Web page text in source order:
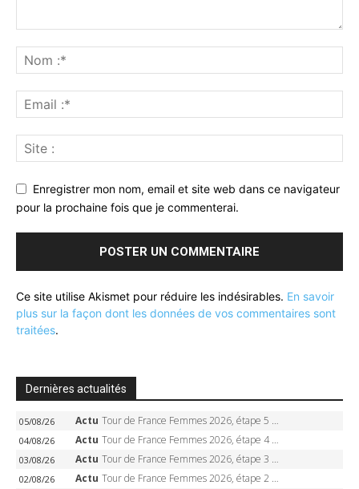
Enregistrer mon nom, email et site web dans ce navigateur
pour la prochaine fois que je commenterai.
Ce site utilise Akismet pour réduire les indésirables. En savoir
plus sur la façon dont les données de vos commentaires sont
traitées.
Dernières actualités
05/08/26 Actu Tour de France Femmes 2026, étape 5 – Demi Vollering gagne à Belleville, Reusser en jaune, Ferrand-Prévot coule
04/08/26 Actu Tour de France Femmes 2026, étape 4 – Marlen Reusser écrase le chrono, Ferrand-Prévot en crise
03/08/26 Actu Tour de France Femmes 2026, étape 3 – Sigrid Haugset en solitaire, 88 km d’échappée, maillot jaune
02/08/26 Actu Tour de France Femmes 2026, étape 2 – Lorena Wiebes doublé à Genève, Markus héroïque, 7e record